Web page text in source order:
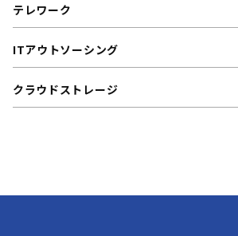
テレワーク
ITアウトソーシング
クラウドストレージ